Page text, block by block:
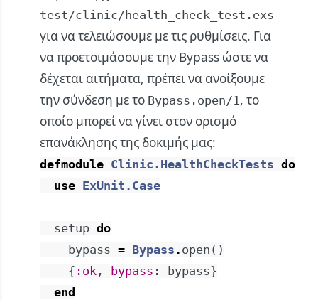
test/clinic/health_check_test.exs
για να τελειώσουμε με τις ρυθμίσεις. Για
να προετοιμάσουμε την Bypass ώστε να
δέχεται αιτήματα, πρέπει να ανοίξουμε
την σύνδεση με το Bypass.open/1, το
οποίο μπορεί να γίνει στον ορισμό
επανάκλησης της δοκιμής μας:
defmodule Clinic.HealthCheckTests do
use ExUnit.Case
setup do
bypass = Bypass . open ( )
{ :ok , bypass : bypass}
end